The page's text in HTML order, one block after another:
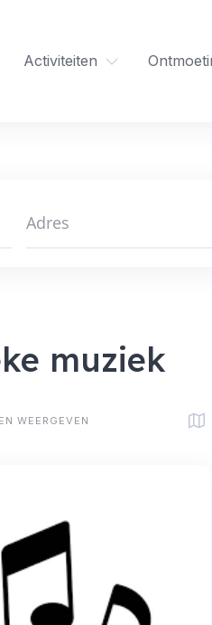
Activiteiten
muziek
WEERGEVEN